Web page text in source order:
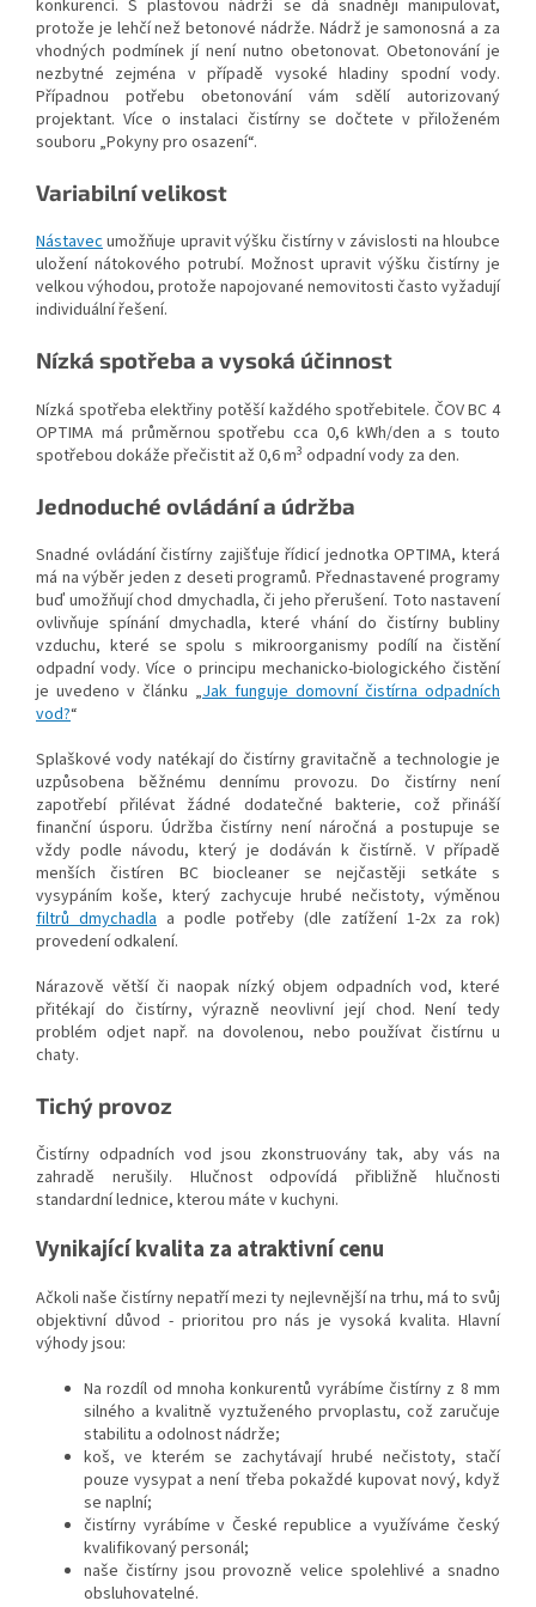
konkurencí. S plastovou nádrží se dá snadněji manipulovat,
protože je lehčí než betonové nádrže. Nádrž je samonosná a za
vhodných podmínek jí není nutno obetonovat. Obetonování je
nezbytné zejména v případě vysoké hladiny spodní vody.
Případnou potřebu obetonování vám sdělí autorizovaný
projektant. Více o instalaci čistírny se dočtete v přiloženém
souboru „Pokyny pro osazení“.
Variabilní velikost
Nástavec umožňuje upravit výšku čistírny v závislosti na hloubce
uložení nátokového potrubí. Možnost upravit výšku čistírny je
velkou výhodou, protože napojované nemovitosti často vyžadují
individuální řešení.
Nízká spotřeba a vysoká účinnost
Nízká spotřeba elektřiny potěší každého spotřebitele. ČOV BC 4
OPTIMA má průměrnou spotřebu cca 0,6 kWh/den a s touto
spotřebou dokáže přečistit až 0,6 m3 odpadní vody za den.
Jednoduché ovládání a údržba
Snadné ovládání čistírny zajišťuje řídicí jednotka OPTIMA, která
má na výběr jeden z deseti programů. Přednastavené programy
buď umožňují chod dmychadla, či jeho přerušení. Toto nastavení
ovlivňuje spínání dmychadla, které vhání do čistírny bubliny
vzduchu, které se spolu s mikroorganismy podílí na čistění
odpadní vody. Více o principu mechanicko-biologického čistění
je uvedeno v článku „Jak funguje domovní čistírna odpadních
vod?“
Splaškové vody natékají do čistírny gravitačně a technologie je
uzpůsobena běžnému dennímu provozu. Do čistírny není
zapotřebí přilévat žádné dodatečné bakterie, což přináší
finanční úsporu. Údržba čistírny není náročná a postupuje se
vždy podle návodu, který je dodáván k čistírně. V případě
menších čistíren BC biocleaner se nejčastěji setkáte s
vysypáním koše, který zachycuje hrubé nečistoty, výměnou
filtrů dmychadla a podle potřeby (dle zatížení 1-2x za rok)
provedení odkalení.
Nárazově větší či naopak nízký objem odpadních vod, které
přitékají do čistírny, výrazně neovlivní její chod. Není tedy
problém odjet např. na dovolenou, nebo používat čistírnu u
chaty.
Tichý provoz
Čistírny odpadních vod jsou zkonstruovány tak, aby vás na
zahradě nerušily. Hlučnost odpovídá přibližně hlučnosti
standardní lednice, kterou máte v kuchyni.
Vynikající kvalita za atraktivní cenu
Ačkoli naše čistírny nepatří mezi ty nejlevnější na trhu, má to svůj
objektivní důvod - prioritou pro nás je vysoká kvalita. Hlavní
výhody jsou:
Na rozdíl od mnoha konkurentů vyrábíme čistírny z 8 mm
silného a kvalitně vyztuženého prvoplastu, což zaručuje
stabilitu a odolnost nádrže;
koš, ve kterém se zachytávají hrubé nečistoty, stačí
pouze vysypat a není třeba pokaždé kupovat nový, když
se naplní;
čistírny vyrábíme v České republice a využíváme český
kvalifikovaný personál;
naše čistírny jsou provozně velice spolehlivé a snadno
obsluhovatelné.